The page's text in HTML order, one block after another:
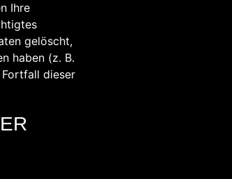
Ihre
gelöscht,
haben (z. B.
dieser